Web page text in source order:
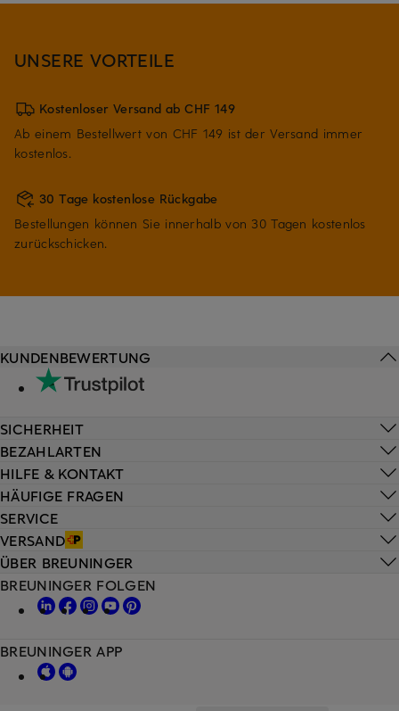
UNSERE VORTEILE
Kostenloser Versand ab CHF 149
Ab einem Bestellwert von CHF 149 ist der Versand immer
kostenlos.
30 Tage kostenlose Rückgabe
Bestellungen können Sie innerhalb von 30 Tagen kostenlos
zurückschicken.
HILFE & KONTAKT
HÄUFIGE FRAGEN
SERVICE
VERSAND
KUNDENBEWERTUNG
SICHERHEIT
BEZAHLARTEN
ÜBER BREUNINGER
BREUNINGER FOLGEN
BREUNINGER APP